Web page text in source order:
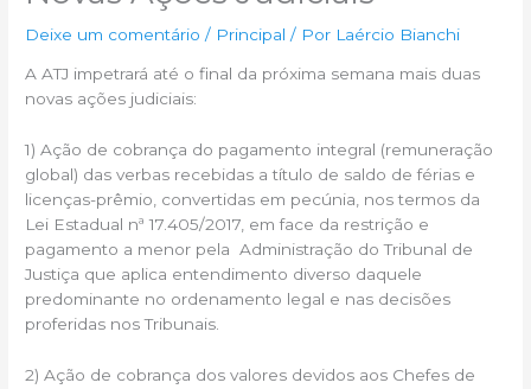
Deixe um comentário / Principal / Por Laércio Bianchi
A ATJ impetrará até o final da próxima semana mais duas
novas ações judiciais:
1) Ação de cobrança do pagamento integral (remuneração
global) das verbas recebidas a título de saldo de férias e
licenças-prêmio, convertidas em pecúnia, nos termos da
Lei Estadual nª 17.405/2017, em face da restrição e
pagamento a menor pela Administração do Tribunal de
Justiça que aplica entendimento diverso daquele
predominante no ordenamento legal e nas decisões
proferidas nos Tribunais.
2) Ação de cobrança dos valores devidos aos Chefes de